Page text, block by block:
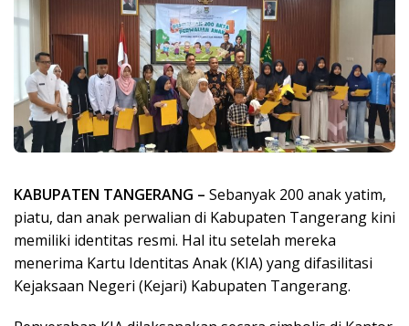
KABUPATEN TANGERANG – Sebanyak 200 anak yatim,
piatu, dan anak perwalian di Kabupaten Tangerang kini
memiliki identitas resmi. Hal itu setelah mereka
menerima Kartu Identitas Anak (KIA) yang difasilitasi
Kejaksaan Negeri (Kejari) Kabupaten Tangerang.